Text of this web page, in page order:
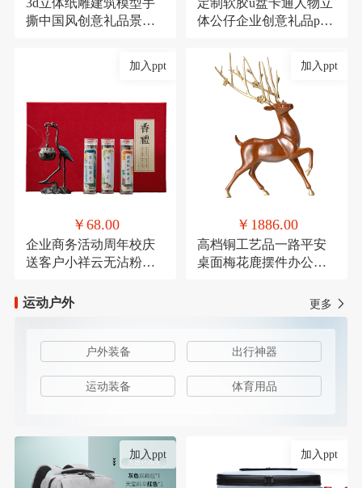
3d立体纸雕建筑模型手
撕中国风创意礼品景点
定制软胶u盘卡通人物立
体公仔企业创意礼品pvc
加入ppt
￥68.00
企业商务活动周年校庆
送客户小祥云无沾粉盘
加入ppt
￥1886.00
高档铜工艺品一路平安
桌面梅花鹿摆件办公装
运动户外
更多
户外装备 出行神器
运动装备 体育用品
加入ppt 加入ppt